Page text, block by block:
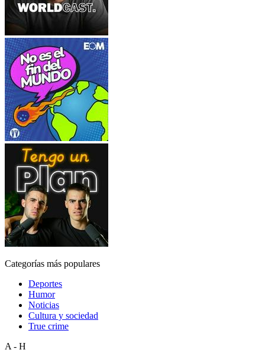
Categorías más populares
Deportes
Humor
Noticias
Cultura y sociedad
True crime
A - H